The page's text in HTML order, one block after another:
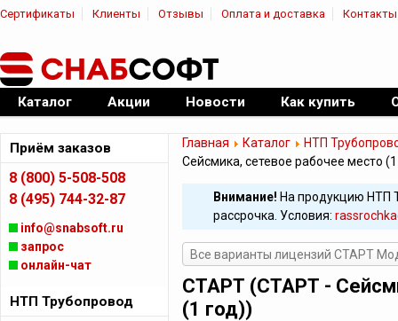
Сертификаты Клиенты Отзывы Оплата и доставка Контакты
Официальный дилер ПО
Каталог Акции Новости Как купить
Главная Каталог
НТП
Сейсмика, сетевое рабочее место
Внимание! На продукцию НТП
рассрочка. Условия:
Все варианты лицензий СТАРТ
СТАРТ (СТАРТ -
(1 год))
Приём заказов
8 (800) 5-508-508
8 (495) 744-32-87
info@snabsoft.ru
запрос
онлайн-чат
НТП Трубопровод